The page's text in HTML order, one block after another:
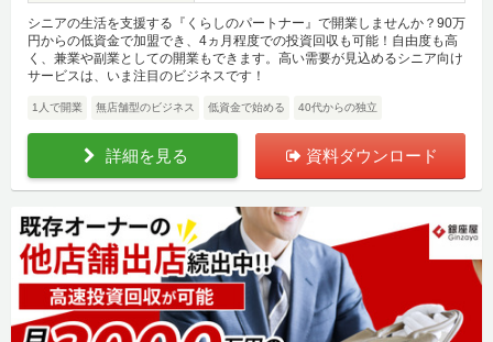
シニアの生活を支援する『くらしのパートナー』で開業しませんか？90万
円からの低資金で加盟でき、4ヵ月程度での投資回収も可能！自由度も高
く、兼業や副業としての開業もできます。高い需要が見込めるシニア向け
サービスは、いま注目のビジネスです！
1人で開業 無店舗型のビジネス 低資金で始める 40代からの独立
詳細を見る 資料ダウンロード